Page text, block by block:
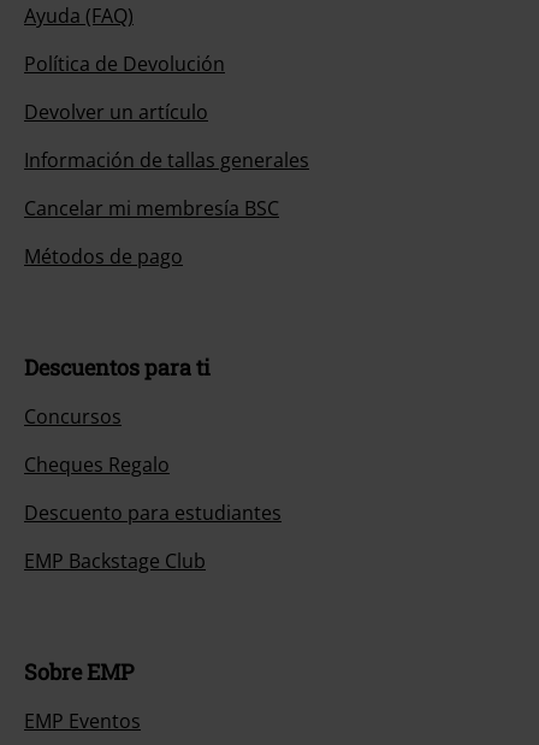
Ayuda (FAQ)
Política de Devolución
Devolver un artículo
Información de tallas generales
Cancelar mi membresía BSC
Métodos de pago
Descuentos para ti
Concursos
Cheques Regalo
Descuento para estudiantes
EMP Backstage Club
Sobre EMP
EMP Eventos